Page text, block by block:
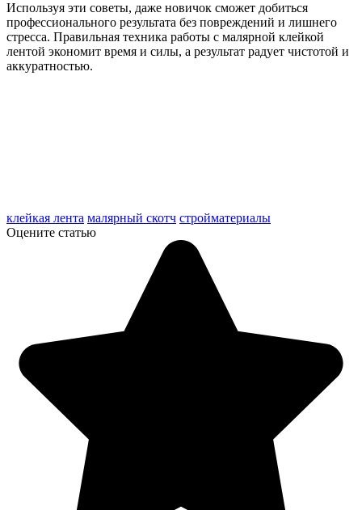
Используя эти советы, даже новичок сможет добиться
профессионального результата без повреждений и лишнего
стресса. Правильная техника работы с малярной клейкой
лентой экономит время и силы, а результат радует чистотой и
аккуратностью.
клейкая лента малярный скотч стройматериалы
Оцените статью